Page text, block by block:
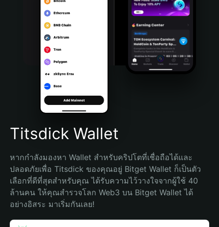
Português (Portugal)
Bahasa Indonesia
Português (Brasil)
Español (Argentina)
Titsdick Wallet
หากกำลังมองหา Wallet สำหรับคริปโตที่เชื่อถือได้และ
ปลอดภัยเพื่อ Titsdick ของคุณอยู่ Bitget Wallet ก็เป็นตัว
เลือกที่ดีที่สุดสำหรับคุณ ได้รับความไว้วางใจจากผู้ใช้ 40
ล้านคน ให้คุณสำรวจโลก Web3 บน Bitget Wallet ได้
อย่างอิสระ มาเริ่มกันเลย!